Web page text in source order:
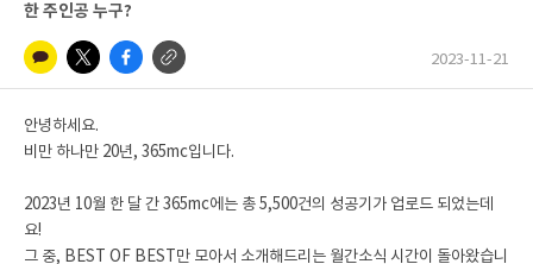
한 주인공 누구?
2023-11-21
안녕하세요.
비만 하나만 20년, 365mc입니다.
2023년 10월 한 달 간 365mc에는 총 5,500건의 성공기가 업로드 되었는데
요!
그 중, BEST OF BEST만 모아서 소개해드리는 월간소식 시간이 돌아왔습니